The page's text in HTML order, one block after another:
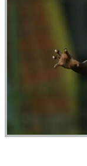
شاخص بورس امروز شنبه ۱۷ مرداد